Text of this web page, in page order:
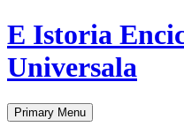
E Istoria
Universala
Search
Primary Menu Skip
to